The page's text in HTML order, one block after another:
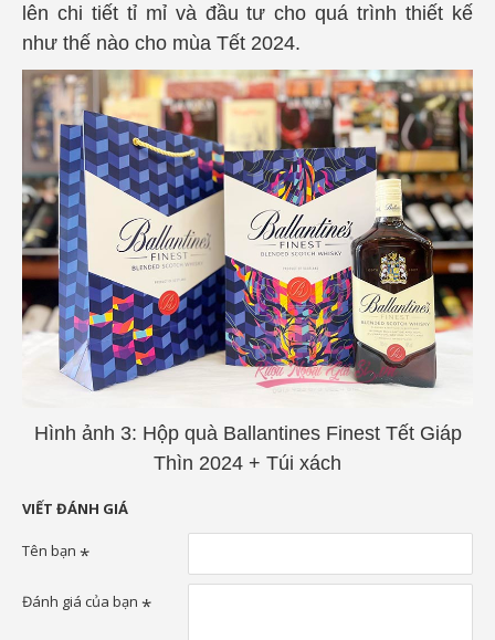
lên chi tiết tỉ mỉ và đầu tư cho quá trình thiết kế
như thế nào cho mùa Tết 2024.
Hình ảnh 3: Hộp quà Ballantines Finest Tết Giáp
Thìn 2024 + Túi xách
VIẾT ĐÁNH GIÁ
Tên bạn
Đánh giá của bạn